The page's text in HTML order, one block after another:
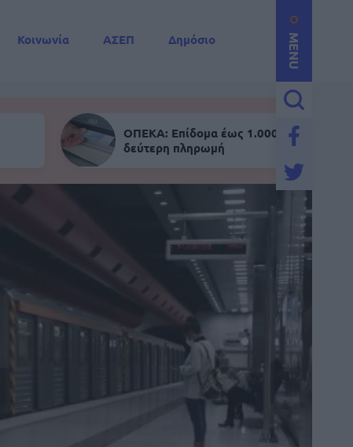
MENU
Κοινωνία ΑΣΕΠ
Δημόσιο
ΟΠΕΚΑ: Επίδομα έως 1.000 ευρώ -
δεύτερη πληρωμή